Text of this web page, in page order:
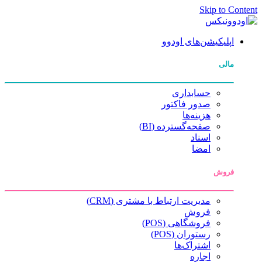
Skip to
اپلیکیشن‌های اودوو
حسابداری
صدور فاکتور
هزینه‌ها
صفحه‌گسترده (BI)
اسناد
امضا
فروش
مدیریت ارتباط با مشتری (CRM)
فروش
فروشگاهی (POS)
رستوران (POS)
اشتراک‌ها
اجاره